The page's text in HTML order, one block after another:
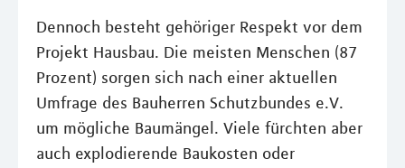
Dennoch besteht gehöriger Respekt vor dem
Projekt Hausbau. Die meisten Menschen (87
Prozent) sorgen sich nach einer aktuellen
Umfrage des Bauherren Schutzbundes e.V.
um mögliche Baumängel. Viele fürchten aber
auch explodierende Baukosten oder